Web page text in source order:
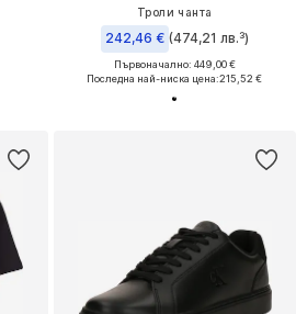
Троли чанта
242,46 € (474,21 лв.³)
Първоначално: 449,00 €
Последна най-ниска цена:215,52 €